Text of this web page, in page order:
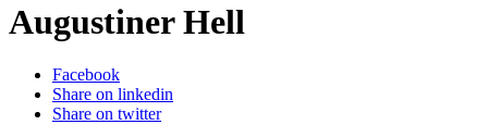
Augustiner Hell
Facebook
Share on linkedin
Share on twitter